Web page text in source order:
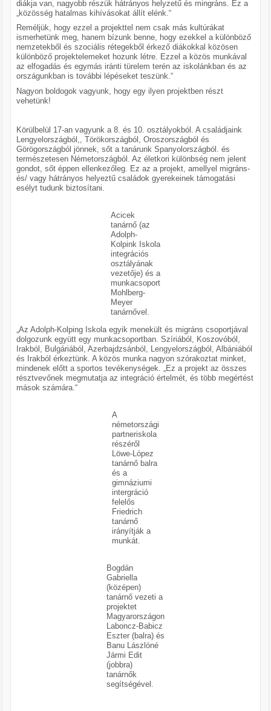
diákja van, nagyobb részük hátrányos helyzetű és mingráns. Ez a
„közösség hatalmas kihívásokat állít elénk.“
Reméljük, hogy ezzel a projekttel nem csak más kultúrákat
ismerhetünk meg, hanem bízunk benne, hogy ezekkel a különböző
nemzetekből és szociális rétegekből érkező diákokkal közösen
különböző projektelemeket hozunk létre. Ezzel a közös munkával
az elfogadás és egymás iránti türelem terén az iskolánkban és az
országunkban is további lépéseket teszünk.“
Nagyon boldogok vagyunk, hogy egy ilyen projektben részt
vehetünk!
Körülbelül 17-an vagyunk a 8. és 10. osztályokból. A családjaink
Lengyelországból,, Törökországból, Oroszországból és
Görögországból jönnek, sőt a tanárunk Spanyolországból. és
természetesen Németországból. Az életkori különbség nem jelent
gondot, sőt éppen ellenkezőleg. Ez az a projekt, amellyel migráns-
és/ vagy hátrányos helyeztű családok gyerekeinek támogatási
esélyt tudunk biztosítani.
Acicek
tanárnő (az
Adolph-
Kolpink Iskola
integrációs
osztályának
vezetője) és a
munkacsoport
Mohlberg-
Meyer
tanárnővel.
„Az Adolph-Kolping Iskola egyik menekült és migráns csoportjával
dolgozunk együtt egy munkacsoportban. Szíriából, Koszovóból,
Irakból, Bulgáriából, Azerbajdzsánból, Lengyelországból, Albániából
és Irakból érkeztünk. A közös munka nagyon szórakoztat minket,
mindenek előtt a sportos tevékenységek. „Ez a projekt az összes
résztvevőnek megmutatja az integráció értelmét, és több megértést
mások számára.“
A
németországi
partneriskola
részéről
Löwe-López
tanárnő balra
és a
gimnáziumi
intergráció
felelős
Friedrich
tanárnő
irányítják a
munkát.
Bogdán
Gabriella
(középen)
tanárnő vezeti a
projektet
Magyarországon
Laboncz-Babicz
Eszter (balra) és
Banu Lászlóné
Jármi Edit
(jobbra)
tanárnők
segítségével.